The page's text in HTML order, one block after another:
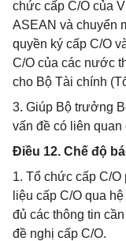
chức cấp C/O của
ASEAN và chuyển
quyền ký cấp C/O
C/O của các nước
cho Bộ Tài chính
3. Giúp Bộ trưởng
vấn đề có liên
Điều 12. Chế độ
1. Tổ chức cấp C/
liệu cấp C/O qua
đủ các thông tin
đề nghị cấp C/O.